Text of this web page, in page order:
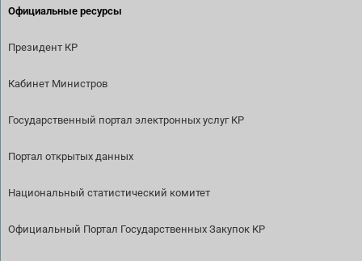
Официальные ресурсы
Президент КР
Кабинет Министров
Государственный портал электронных услуг КР
Портал открытых данных
Национальный статистический комитет
Официальный Портал Государственных Закупок КР